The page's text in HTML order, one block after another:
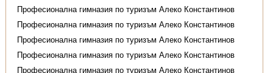
Професионална гимназия по туризъм Алеко Константинов
Професионална гимназия по туризъм Алеко Константинов
Професионална гимназия по туризъм Алеко Константинов
Професионална гимназия по туризъм Алеко Константинов
Професионална гимназия по туризъм Алеко Константинов